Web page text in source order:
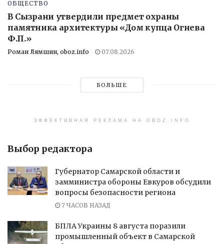
ОБЩЕСТВО
В Сызрани утвердили предмет охраны
памятника архитектуры «Дом купца Огнева
Ф.П.»
Роман Лямшин, oboz.info 07.08.2026
БОЛЬШЕ
ЭФФЕКТИВНАЯ РЕКЛАМА НА OBOZ.INFO
Выбор редактора
Губернатор Самарской области и
замминистра обороны Евкуров обсудили
вопросы безопасности региона
7 ЧАСОВ НАЗАД
БПЛА Украины 8 августа поразили
промышленный объект в Самарской